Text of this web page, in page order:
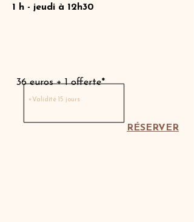
1 h - jeudi à 12h30
36 euros + 1 offerte*
+Validité 15 jours
RÉSERVER